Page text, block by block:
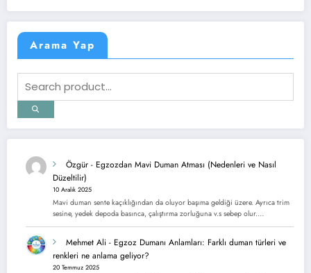
Arama Yap
Özgür - Egzozdan Mavi Duman Atması (Nedenleri ve Nasıl
Düzeltilir)
10 Aralık 2025
Mavi duman sente kaçıklığından da oluyor başıma geldiği üzere. Ayrıca trim
sesine, yedek depoda basınca, çalıştırma zorluğuna v.s sebep olur.…
Mehmet Ali - Egzoz Dumanı Anlamları: Farklı duman türleri ve
renkleri ne anlama geliyor?
20 Temmuz 2025